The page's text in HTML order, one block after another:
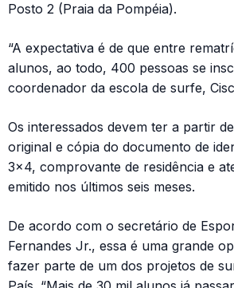
Posto 2 (Praia da Pompéia).
“A expectativa é de que entre
alunos, ao todo, 400 pessoas se
coordenador da escola de surfe,
Os interessados devem ter a partir
original e cópia do documento de
3×4, comprovante de residência e
emitido nos últimos seis meses.
De acordo com o secretário de
Fernandes Jr., essa é uma grande
fazer parte de um dos projetos de